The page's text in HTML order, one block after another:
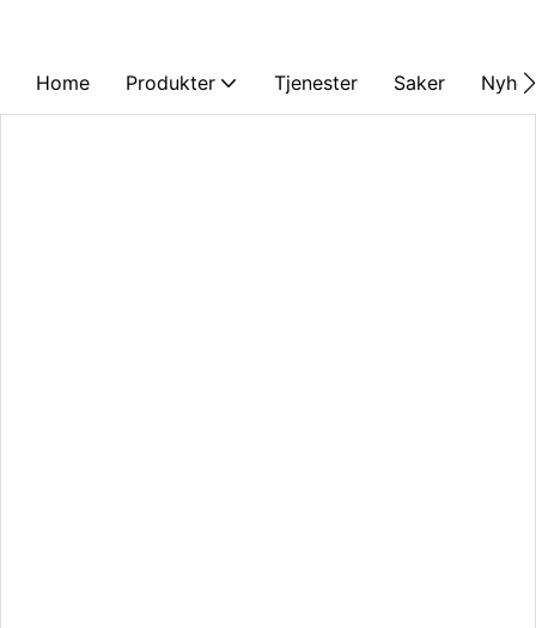
Home Produkter Tjenester Saker